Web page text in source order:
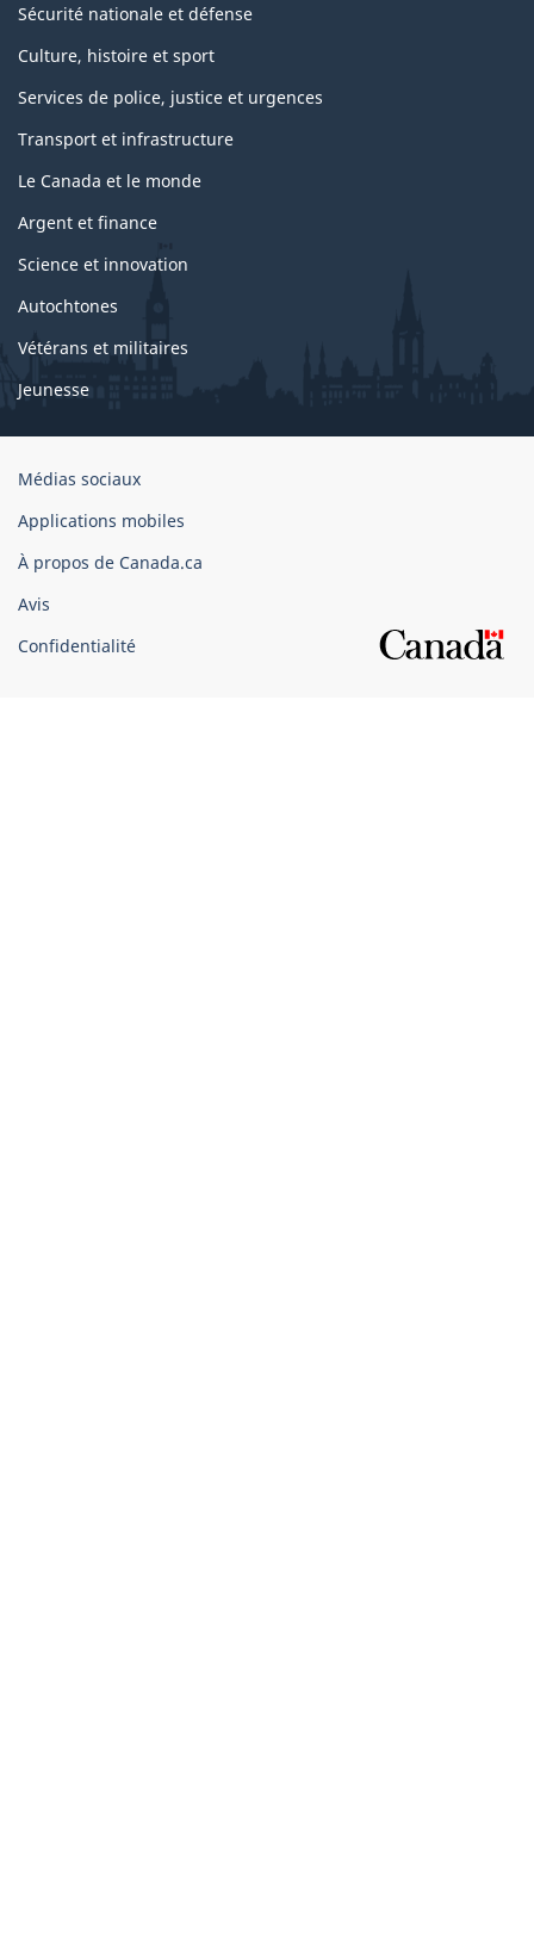
Sécurité nationale et défense
Culture, histoire et sport
Services de police, justice et urgences
Transport et infrastructure
Le Canada et le monde
Argent et finance
Science et innovation
Autochtones
Vétérans et militaires
Jeunesse
Organisation
gouvernement
du
Canada
Médias sociaux
Applications mobiles
À propos de Canada.ca
Avis
Confidentialité